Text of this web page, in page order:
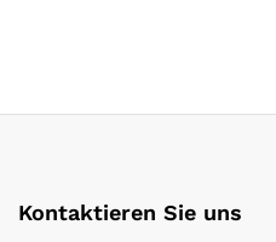
Kontaktieren Sie uns